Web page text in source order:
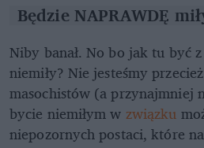
Będzie NAPRAWDĘ
Niby banał. No bo jak tu być
niemiły? Nie jesteśmy
masochistów (a przynajmniej
bycie niemiłym w związku
niepozornych postaci, które